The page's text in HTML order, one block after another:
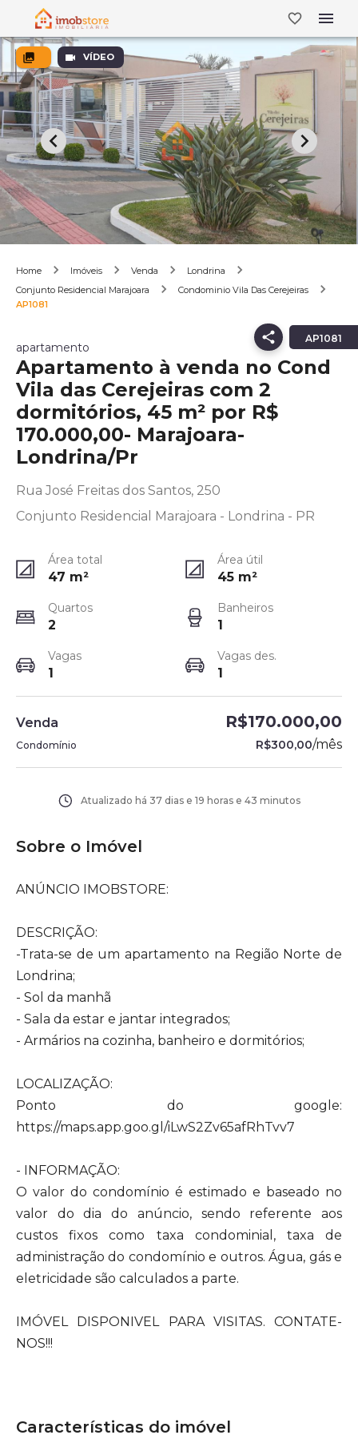
VÍDEO
Home Imóveis Venda
Londrina
Conjunto Residencial Marajoara
Condominio Vila Das Cerejeiras
AP1081
AP1081
apartamento
Apartamento à venda no Cond
Vila das Cerejeiras com 2
dormitórios, 45 m² por R$
170.000,00- Marajoara-
Londrina/Pr
Rua José Freitas dos Santos, 250
Conjunto Residencial Marajoara - Londrina - PR
Área total
47 m²
Área útil
45 m²
Quartos
2
Banheiros
1
Vagas
1
Vagas des.
1
Venda R$170.000,00
Condomínio R$300,00/mês
Atualizado há 37 dias e 19 horas e 43 minutos
Sobre o Imóvel
ANÚNCIO IMOBSTORE:
DESCRIÇÃO:
-Trata-se de um apartamento na Região Norte de
Londrina;
- Sol da manhã
- Sala da estar e jantar integrados;
- Armários na cozinha, banheiro e dormitórios;
LOCALIZAÇÃO:
Ponto do google:
https://maps.app.goo.gl/iLwS2Zv65afRhTvv7
- INFORMAÇÃO:
O valor do condomínio é estimado e baseado no
valor do dia do anúncio, sendo referente aos
custos fixos como taxa condominial, taxa de
administração do condomínio e outros. Água, gás e
eletricidade são calculados a parte.
IMÓVEL DISPONIVEL PARA VISITAS. CONTATE-
NOS!!!
Características do imóvel